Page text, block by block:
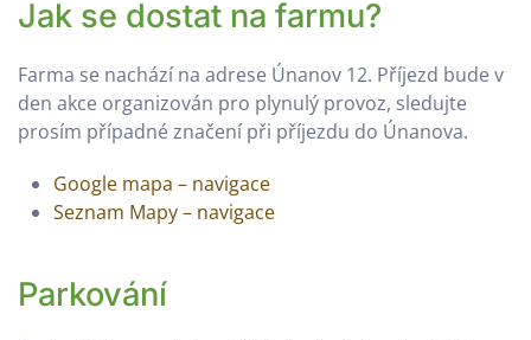
Jak se dostat na farmu?
Farma se nachází na adrese Únanov 12. Příjezd bude v
den akce organizován pro plynulý provoz, sledujte
prosím případné značení při příjezdu do Únanova.
Google mapa – navigace
Seznam Mapy – navigace
Parkování